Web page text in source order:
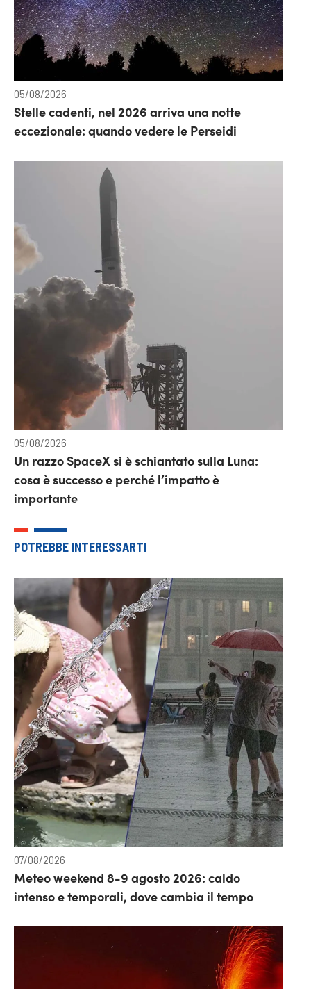
05/08/2026
Stelle cadenti, nel 2026 arriva una notte
eccezionale: quando vedere le Perseidi
05/08/2026
Un razzo SpaceX si è schiantato sulla Luna:
cosa è successo e perché l’impatto è
importante
POTREBBE INTERESSARTI
07/08/2026
Meteo weekend 8-9 agosto 2026: caldo
intenso e temporali, dove cambia il tempo